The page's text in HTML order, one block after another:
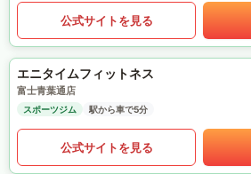
公式サイトを見る
エニタイムフィットネス
富士青葉通店
スポーツジム 駅から車で5分
公式サイトを見る